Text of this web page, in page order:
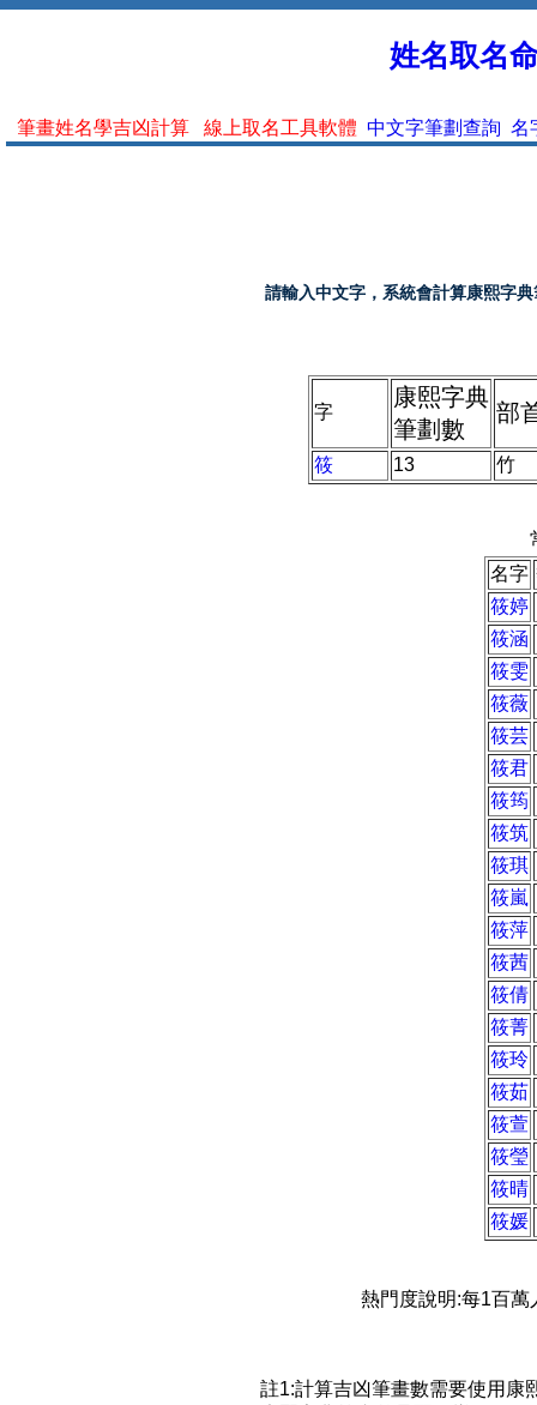
姓名取名
筆畫姓名學吉凶計算 線上取名工具軟體 中文字筆劃查詢 名
請輸入中文字，系統會計算康熙字
字
康熙字典
筆劃數
部
筱 13 竹
名字
筱婷
筱涵
筱雯
筱薇
筱芸
筱君
筱筠
筱筑
筱琪
筱嵐
筱萍
筱茜
筱倩
筱菁
筱玲
筱茹
筱萱
筱瑩
筱晴
筱媛
熱門度說明:每1百
註1:計算吉凶筆畫數需要使用康